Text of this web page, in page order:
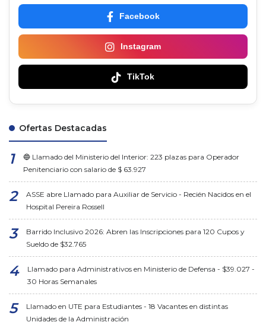
Facebook
Instagram
TikTok
Ofertas Destacadas
🔵 Llamado del Ministerio del Interior: 223 plazas para Operador
Penitenciario con salario de $ 63.927
ASSE abre Llamado para Auxiliar de Servicio - Recién Nacidos en el
Hospital Pereira Rossell
Barrido Inclusivo 2026: Abren las Inscripciones para 120 Cupos y
Sueldo de $32.765
Llamado para Administrativos en Ministerio de Defensa - $39.027 -
30 Horas Semanales
Llamado en UTE para Estudiantes - 18 Vacantes en distintas
Unidades de la Administración